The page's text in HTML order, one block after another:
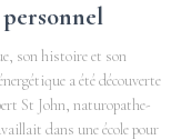
son histoire et son
a été découverte
St John, naturopathe-
dans une école pour